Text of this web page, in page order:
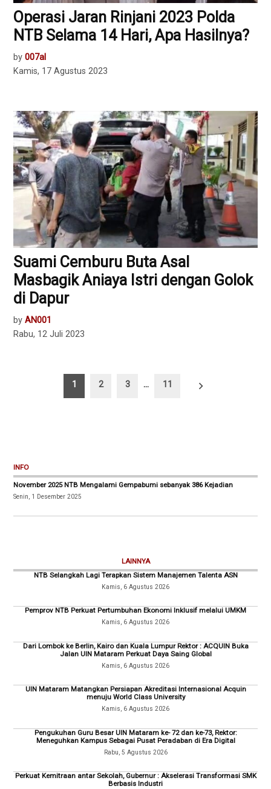
Operasi Jaran Rinjani 2023 Polda
NTB Selama 14 Hari, Apa Hasilnya?
by 007al
Kamis, 17 Agustus 2023
Suami Cemburu Buta Asal
Masbagik Aniaya Istri dengan Golok
di Dapur
by AN001
Rabu, 12 Juli 2023
1 2 3 … 11
INFO
November 2025 NTB Mengalami Gempabumi sebanyak 386 Kejadian
Senin, 1 Desember 2025
LAINNYA
NTB Selangkah Lagi Terapkan Sistem Manajemen Talenta ASN
Kamis, 6 Agustus 2026
Pemprov NTB Perkuat Pertumbuhan Ekonomi Inklusif melalui UMKM
Kamis, 6 Agustus 2026
Dari Lombok ke Berlin, Kairo dan Kuala Lumpur Rektor : ACQUIN Buka
Jalan UIN Mataram Perkuat Daya Saing Global
Kamis, 6 Agustus 2026
UIN Mataram Matangkan Persiapan Akreditasi Internasional Acquin
menuju World Class University
Kamis, 6 Agustus 2026
Pengukuhan Guru Besar UIN Mataram ke- 72 dan ke-73, Rektor:
Meneguhkan Kampus Sebagai Pusat Peradaban di Era Digital
Rabu, 5 Agustus 2026
Perkuat Kemitraan antar Sekolah, Gubernur : Akselerasi Transformasi SMK
Berbasis Industri